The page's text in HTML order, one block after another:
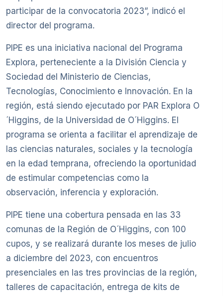
participar de la convocatoria 2023”, indicó el
director del programa.
PIPE es una iniciativa nacional del Programa
Explora, perteneciente a la División Ciencia y
Sociedad del Ministerio de Ciencias,
Tecnologías, Conocimiento e Innovación. En la
región, está siendo ejecutado por PAR Explora O
´Higgins, de la Universidad de O´Higgins. El
programa se orienta a facilitar el aprendizaje de
las ciencias naturales, sociales y la tecnología
en la edad temprana, ofreciendo la oportunidad
de estimular competencias como la
observación, inferencia y exploración.
PIPE tiene una cobertura pensada en las 33
comunas de la Región de O´Higgins, con 100
cupos, y se realizará durante los meses de julio
a diciembre del 2023, con encuentros
presenciales en las tres provincias de la región,
talleres de capacitación, entrega de kits de